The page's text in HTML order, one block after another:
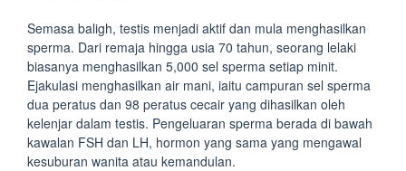
Semasa baligh, testis menjadi aktif dan mula menghasilkan
sperma. Dari remaja hingga usia 70 tahun, seorang lelaki
biasanya menghasilkan 5,000 sel sperma setiap minit.
Ejakulasi menghasilkan air mani, iaitu campuran sel sperma
dua peratus dan 98 peratus cecair yang dihasilkan oleh
kelenjar dalam testis. Pengeluaran sperma berada di bawah
kawalan FSH dan LH, hormon yang sama yang mengawal
kesuburan wanita atau kemandulan.